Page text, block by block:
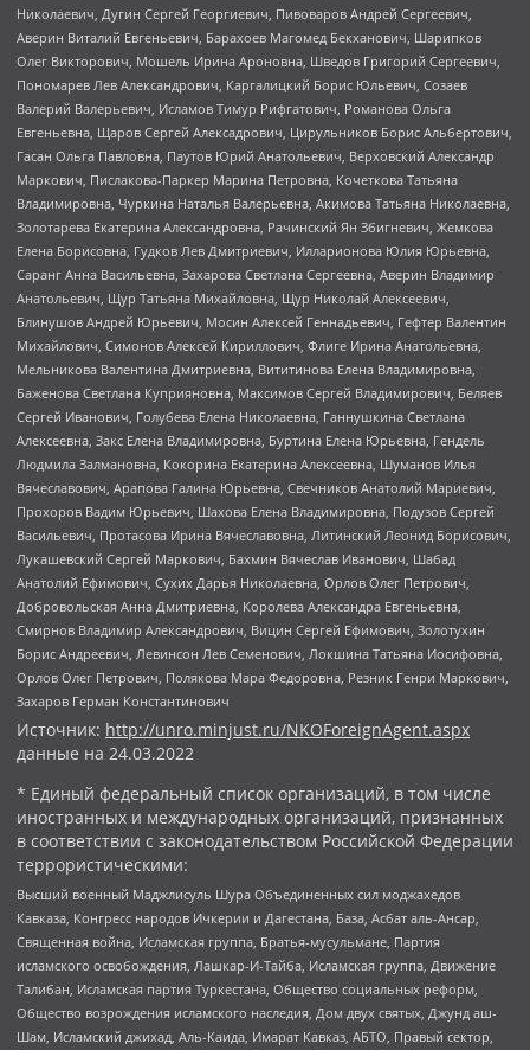
Николаевич, Дугин Сергей Георгиевич, Пивоваров Андрей Сергеевич,
Аверин Виталий Евгеньевич, Барахоев Магомед Бекханович, Шарипков
Олег Викторович, Мошель Ирина Ароновна, Шведов Григорий Сергеевич,
Пономарев Лев Александрович, Каргалицкий Борис Юльевич, Созаев
Валерий Валерьевич, Исламов Тимур Рифгатович, Романова Ольга
Евгеньевна, Щаров Сергей Алексадрович, Цирульников Борис Альбертович,
Гасан Ольга Павловна, Паутов Юрий Анатольевич, Верховский Александр
Маркович, Пислакова-Паркер Марина Петровна, Кочеткова Татьяна
Владимировна, Чуркина Наталья Валерьевна, Акимова Татьяна Николаевна,
Золотарева Екатерина Александровна, Рачинский Ян Збигневич, Жемкова
Елена Борисовна, Гудков Лев Дмитриевич, Илларионова Юлия Юрьевна,
Саранг Анна Васильевна, Захарова Светлана Сергеевна, Аверин Владимир
Анатольевич, Щур Татьяна Михайловна, Щур Николай Алексеевич,
Блинушов Андрей Юрьевич, Мосин Алексей Геннадьевич, Гефтер Валентин
Михайлович, Симонов Алексей Кириллович, Флиге Ирина Анатольевна,
Мельникова Валентина Дмитриевна, Вититинова Елена Владимировна,
Баженова Светлана Куприяновна, Максимов Сергей Владимирович, Беляев
Сергей Иванович, Голубева Елена Николаевна, Ганнушкина Светлана
Алексеевна, Закс Елена Владимировна, Буртина Елена Юрьевна, Гендель
Людмила Залмановна, Кокорина Екатерина Алексеевна, Шуманов Илья
Вячеславович, Арапова Галина Юрьевна, Свечников Анатолий Мариевич,
Прохоров Вадим Юрьевич, Шахова Елена Владимировна, Подузов Сергей
Васильевич, Протасова Ирина Вячеславовна, Литинский Леонид Борисович,
Лукашевский Сергей Маркович, Бахмин Вячеслав Иванович, Шабад
Анатолий Ефимович, Сухих Дарья Николаевна, Орлов Олег Петрович,
Добровольская Анна Дмитриевна, Королева Александра Евгеньевна,
Смирнов Владимир Александрович, Вицин Сергей Ефимович, Золотухин
Борис Андреевич, Левинсон Лев Семенович, Локшина Татьяна Иосифовна,
Орлов Олег Петрович, Полякова Мара Федоровна, Резник Генри Маркович,
Захаров Герман Константинович
Источник: http://unro.minjust.ru/NKOForeignAgent.aspx
данные на 24.03.2022
* Единый федеральный список организаций, в том числе
иностранных и международных организаций, признанных
в соответствии с законодательством Российской Федерации
террористическими:
Высший военный Маджлисуль Шура Объединенных сил моджахедов
Кавказа, Конгресс народов Ичкерии и Дагестана, База, Асбат аль-Ансар,
Священная война, Исламская группа, Братья-мусульмане, Партия
исламского освобождения, Лашкар-И-Тайба, Исламская группа, Движение
Талибан, Исламская партия Туркестана, Общество социальных реформ,
Общество возрождения исламского наследия, Дом двух святых, Джунд аш-
Шам, Исламский джихад, Аль-Каида, Имарат Кавказ, АБТО, Правый сектор,